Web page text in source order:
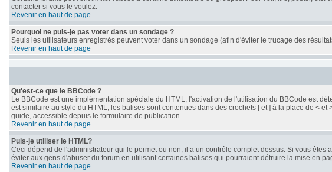
contacter si vous le voulez.
Revenir en haut de page
Pourquoi ne puis-je pas voter dans un sondage ?
Seuls les utilisateurs enregistrés peuvent voter dans un sondage (afin d'éviter le trucage des
Revenir en haut de page
Qu'est-ce que le BBCode ?
Le BBCode est une implémentation spéciale du HTML; l'activation de l'utilisation du BBCode est
est similaire au style du HTML; les balises sont contenues dans des crochets [ et ] à la place de <
guide, accessible depuis le formulaire de publication.
Revenir en haut de page
Puis-je utiliser le HTML?
Ceci dépend de l'administrateur qui le permet ou non; il a un contrôle complet dessus. Si vous
éviter aux gens d'abuser du forum en utilisant certaines balises qui pourraient détruire la mise en
Revenir en haut de page